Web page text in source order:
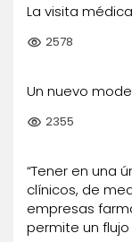
La visita
visibility 2578
Un nuevo
visibility 2355
“Tener en una
clínicos, de
empresas
permite un